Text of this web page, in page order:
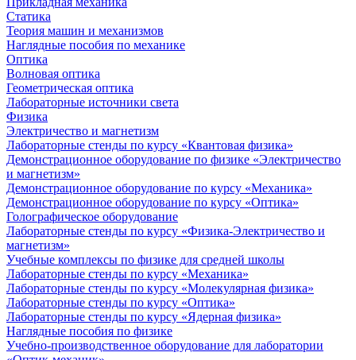
Статика
Теория машин и механизмов
Наглядные пособия по механике
Оптика
Волновая оптика
Геометрическая оптика
Лабораторные источники света
Физика
Электричество и магнетизм
Лабораторные стенды по курсу «Квантовая физика»
Демонстрационное оборудование по физике «Электричество
и магнетизм»
Демонстрационное оборудование по курсу «Механика»
Демонстрационное оборудование по курсу «Оптика»
Голографическое оборудование
Лабораторные стенды по курсу «Физика-Электричество и
магнетизм»
Учебные комплексы по физике для средней школы
Лабораторные стенды по курсу «Механика»
Лабораторные стенды по курсу «Молекулярная физика»
Лабораторные стенды по курсу «Оптика»
Лабораторные стенды по курсу «Ядерная физика»
Наглядные пособия по физике
Учебно-производственное оборудование для лаборатории